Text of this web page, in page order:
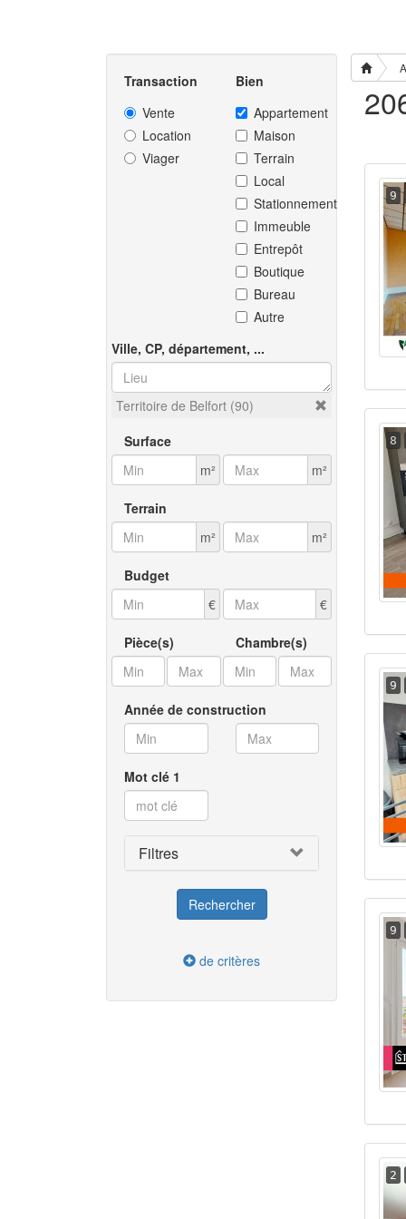
Transaction
Vente
Location
Viager
Bien
Appartement
Maison
Terrain
Local
Stationnement
Immeuble
Entrepôt
Boutique
Bureau
Autre
Ville, CP, département, ...
Territoire de Belfort (90)
Surface
m²
m²
Terrain
m²
m²
Budget
€
€
Pièce(s) Chambre(s)
Année de construction
Mot clé 1
Filtres
de critères
9
8
9
9
2